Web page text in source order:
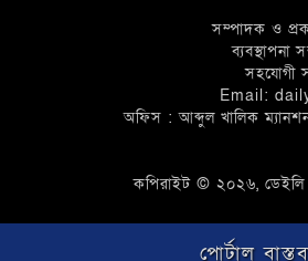
সম্পাদক ও
সহযোগী
Email:
অফিস : আব্দুল খালিক ম্যানশন,
কপিরাইট © ২০২৬, ডেইলি
পোর্টাল